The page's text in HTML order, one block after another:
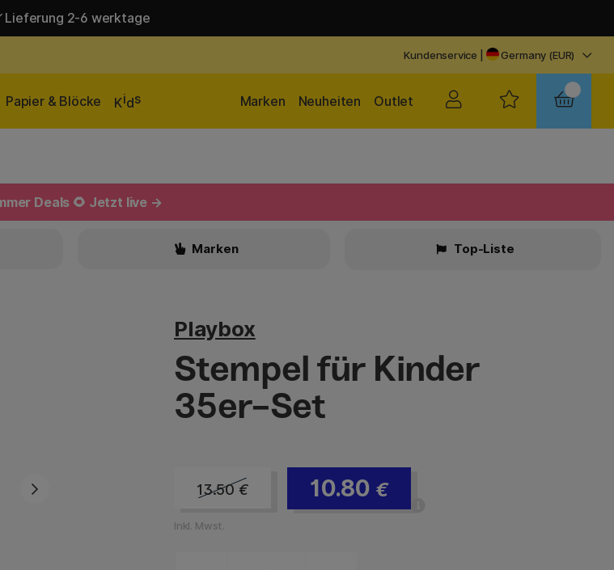
Lieferung 2-6 werktage
Kundenservice Germany (EUR)
Papier & Blöcke Kids Outlet
Neuheiten
Marken
Deals 🌻 Jetzt live →
Marken Top-Liste
Playbox
Stempel für Kinder
35er-Set
13.50 € 10.80 €
Inkl. Mwst.